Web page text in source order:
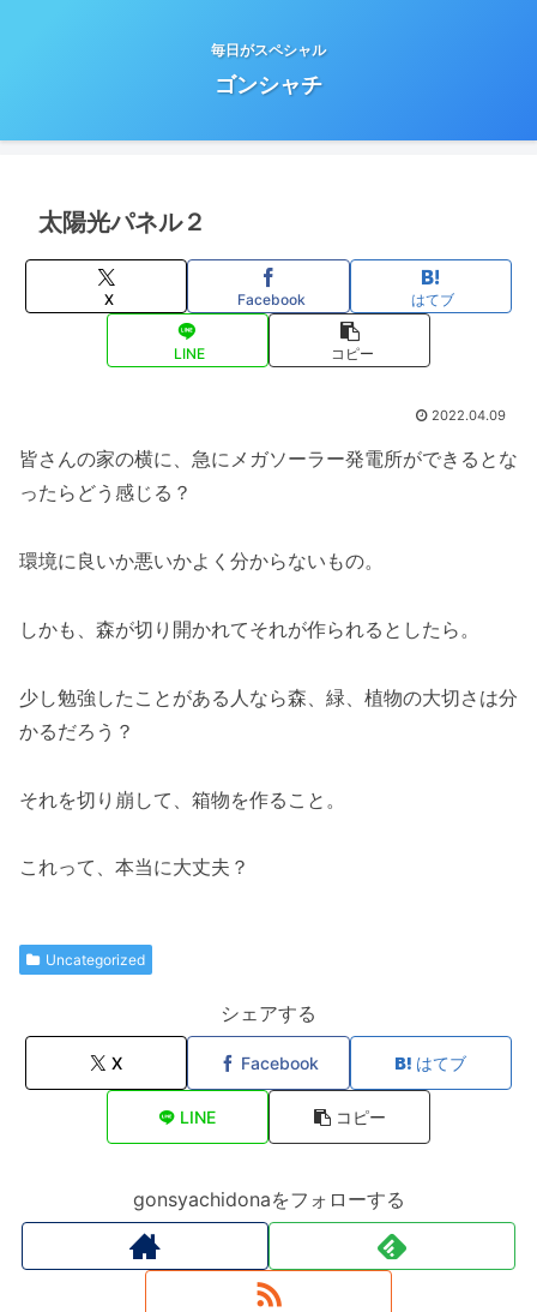
毎日がスペシャル
ゴンシャチ
太陽光パネル２
X Facebook はてブ
LINE コピー
2022.04.09
皆さんの家の横に、急にメガソーラー発電所ができるとな
ったらどう感じる？
環境に良いか悪いかよく分からないもの。
しかも、森が切り開かれてそれが作られるとしたら。
少し勉強したことがある人なら森、緑、植物の大切さは分
かるだろう？
それを切り崩して、箱物を作ること。
これって、本当に大丈夫？
Uncategorized
シェアする
X Facebook はてブ
LINE コピー
gonsyachidonaをフォローする